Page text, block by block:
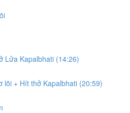
Lửa Kapalbhati (14:26)
lõi + Hít thở Kapalbhati (20:59)